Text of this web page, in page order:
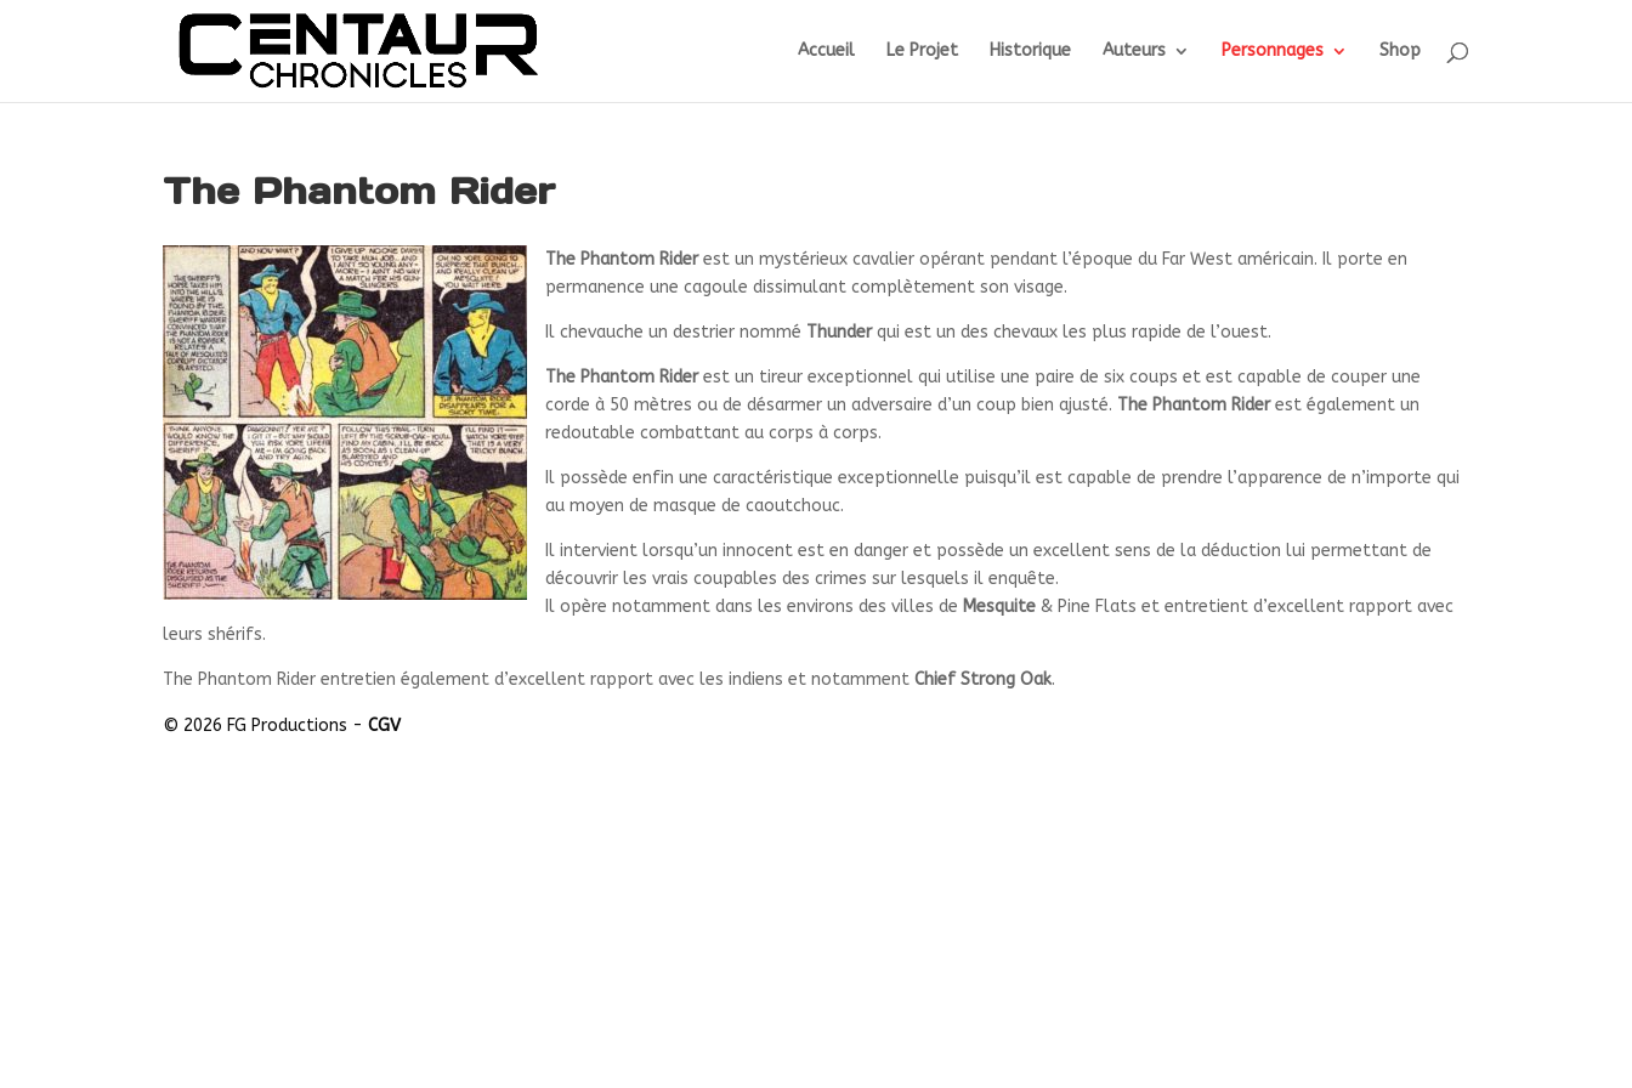
Accueil Le Projet Historique Auteurs Personnages Shop
The Phantom Rider
The Phantom Riderest un mystérieux cavalier opérant pendant l’époque du Far West américain. Il porte en
permanence une cagoule dissimulant complètement son visage.
Il chevauche un destrier nommé Thunderqui est un des chevaux les plus rapide de l’ouest.
The Phantom Riderest un tireur exceptionnel qui utilise une paire de six coups et est capable de couper une
corde à 50 mètres ou de désarmer un adversaire d’un coup bien ajusté. The Phantom Riderest également un
redoutable combattant au corps à corps.
Il possède enfin une caractéristique exceptionnelle puisqu’il est capable de prendre l’apparence de n’importe qui
au moyen de masque de caoutchouc.
Il intervient lorsqu’un innocent est en danger et possède un excellent sens de la déduction lui permettant de
découvrir les vrais coupables des crimes sur lesquels il enquête.
Il opère notamment dans les environs des villes de Mesquite & Pine Flats et entretient d’excellent rapport avec
leurs shérifs.
The Phantom Rider entretien également d’excellent rapport avec les indiens et notammentChief Strong Oak.
© 2026 FG Productions -CGV